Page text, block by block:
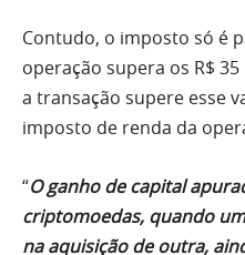
Contudo, o imposto só é
operação supera os R$
a transação supere esse
imposto de renda da
“O ganho de capital
criptomoedas, quando
na aquisição de outra,